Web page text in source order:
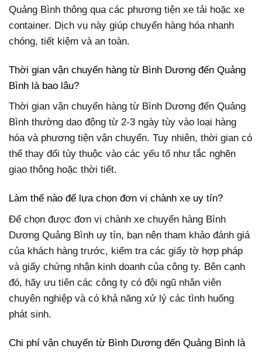
Quảng Bình thông qua các phương tiện xe tải hoặc xe
container. Dịch vụ này giúp chuyển hàng hóa nhanh
chóng, tiết kiệm và an toàn.
Thời gian vận chuyển hàng từ Bình Dương đến Quảng
Bình là bao lâu?
Thời gian vận chuyển hàng từ Bình Dương đến Quảng
Bình thường dao động từ 2-3 ngày tùy vào loại hàng
hóa và phương tiện vận chuyển. Tuy nhiên, thời gian có
thể thay đổi tùy thuộc vào các yếu tố như tắc nghẽn
giao thông hoặc thời tiết.
Làm thế nào để lựa chọn đơn vị chành xe uy tín?
Để chọn được đơn vị chành xe chuyển hàng Bình
Dương Quảng Bình uy tín, bạn nên tham khảo đánh giá
của khách hàng trước, kiểm tra các giấy tờ hợp pháp
và giấy chứng nhận kinh doanh của công ty. Bên cạnh
đó, hãy ưu tiên các công ty có đội ngũ nhân viên
chuyên nghiệp và có khả năng xử lý các tình huống
phát sinh.
Chi phí vận chuyển từ Bình Dương đến Quảng Bình là